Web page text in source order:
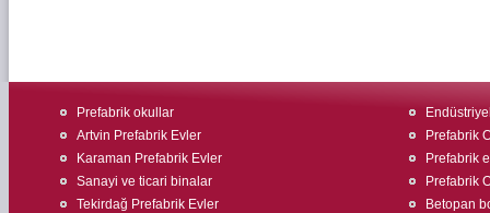
Prefabrik okullar
Artvin Prefabrik Evler
Karaman Prefabrik Evler
Sanayi ve ticari binalar
Tekirdağ Prefabrik Evler
Prefabrik
Prefabrik
Prefabrik
Betopan